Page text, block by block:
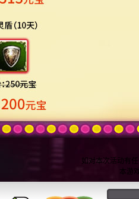
如对本次活动有
本游